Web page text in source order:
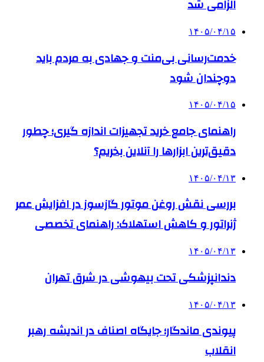
الزامی شد
۱۴۰۵/۰۴/۱۵
خدمت‌رسانی بی‌منت و جهادی به مردم باید
دوچندان شود
۱۴۰۵/۰۴/۱۵
راهنمای جامع خرید تجهیزات اندازه گیری؛ چطور
دقیق‌ترین ابزارها را آنلاین بخریم؟
۱۴۰۵/۰۴/۱۳
بررسی نقش روغن موتور گازسوز در افزایش عمر
ژنراتور و کاهش استهلاک: راهنمای تخصصی
۱۴۰۵/۰۴/۱۳
دندانپزشکی تحت بیهوشی در شرق تهران
۱۴۰۵/۰۴/۱۳
پیوندی ماندگار؛ جایگاه اصناف در اندیشه رهبر
انقلاب